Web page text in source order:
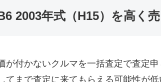
2003年式（H15）を高く
が付かないクルマを一括査定で査定申
てまで査定に来てもらえる可能性が低